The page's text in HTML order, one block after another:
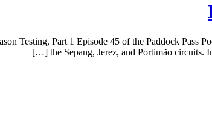
Testing, Part 1 Episode 45 of the Paddock Pass
the Sepang, Jerez, and Portimão circuits.